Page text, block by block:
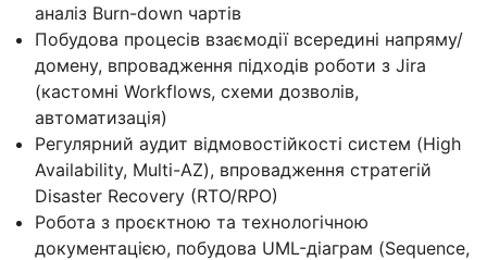
аналіз Burn-down чартів
Побудова процесів взаємодії всередині напряму/
домену, впровадження підходів роботи з Jira
(кастомні Workflows, схеми дозволів,
автоматизація)
Регулярний аудит відмовостійкості систем (High
Availability, Multi-AZ), впровадження стратегій
Disaster Recovery (RTO/RPO)
Робота з проєктною та технологічною
документацією, побудова UML-діаграм (Sequence,